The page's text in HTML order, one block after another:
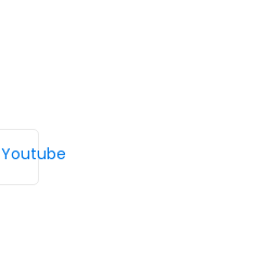
Youtube